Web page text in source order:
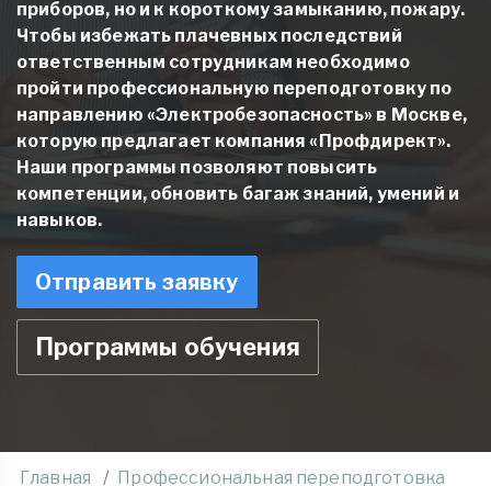
приборов, но и к короткому замыканию, пожару.
Чтобы избежать плачевных последствий
ответственным сотрудникам необходимо
пройти профессиональную переподготовку по
направлению «Электробезопасность» в Москве,
которую предлагает компания «Профдирект».
Наши программы позволяют повысить
компетенции, обновить багаж знаний, умений и
навыков.
Отправить заявку
Программы обучения
Главная
Профессиональная переподготовка